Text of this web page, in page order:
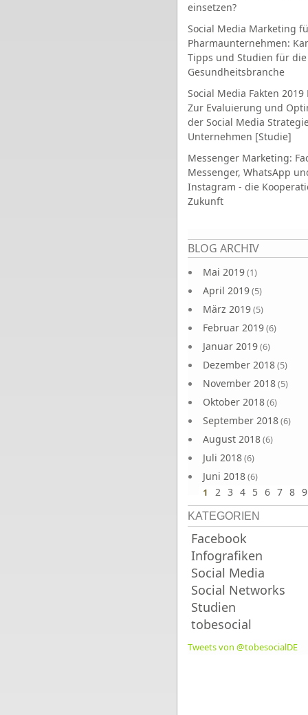
einsetzen?
Social Media Marketing
Pharmaunternehmen:
Tipps und Studien für die
Gesundheitsbranche
Social Media Fakten 2019
Zur Evaluierung und
der Social Media
Unternehmen [Studie]
Messenger Marketing:
Messenger, WhatsApp
Instagram - die
Zukunft
BLOG ARCHIV
Mai 2019(1)
April 2019(5)
März 2019(5)
Februar 2019(6)
Januar 2019(6)
Dezember 2018(5)
November 2018(5)
Oktober 2018(6)
September 2018(6)
August 2018(6)
Juli 2018(6)
Juni 2018(6)
Seiten
1 2 3 4 5 6 7 8 9
KATEGORIEN
Facebook
Infografiken
Social Media
Social Networks
Studien
tobesocial
Tweets von @tobesocialDE